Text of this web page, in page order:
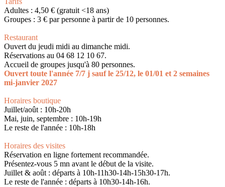
Adultes : 4,50 € (gratuit <18 ans)
Groupes : 3 € par personne à partir de 10 personnes.
Restaurant
Ouvert du jeudi midi au dimanche midi.
Réservations au 04 68 12 10 67.
Accueil de groupes jusqu'à 80 personnes.
Ouvert toute l'année 7/7 j sauf le 25/12, le 01/01 et 2 semaines
mi-janvier 2027
Horaires boutique
Juillet/août : 10h-20h
Mai, juin, septembre : 10h-19h
Le reste de l'année : 10h-18h
Horaires des visites
Réservation en ligne fortement recommandée.
Présentez-vous 5 mn avant le début de la visite.
Juillet & août : départs à 10h-11h30-14h-15h30-17h.
Le reste de l'année : départs à 10h30-14h-16h.